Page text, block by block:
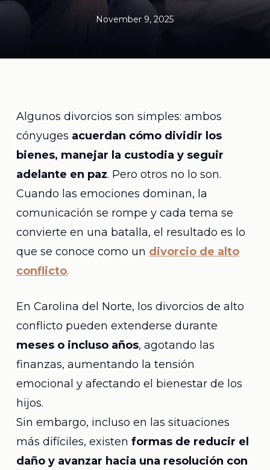
November 9, 2025
Algunos divorcios son simples: ambos
cónyuges acuerdan cómo dividir los
bienes, manejar la custodia y seguir
adelante en paz. Pero otros no lo son.
Cuando las emociones dominan, la
comunicación se rompe y cada tema se
convierte en una batalla, el resultado es lo
que se conoce como un divorcio de alto
conflicto.
En Carolina del Norte, los divorcios de alto
conflicto pueden extenderse durante
meses o incluso años, agotando las
finanzas, aumentando la tensión
emocional y afectando el bienestar de los
hijos.
Sin embargo, incluso en las situaciones
más difíciles, existen formas de reducir el
daño y avanzar hacia una resolución con